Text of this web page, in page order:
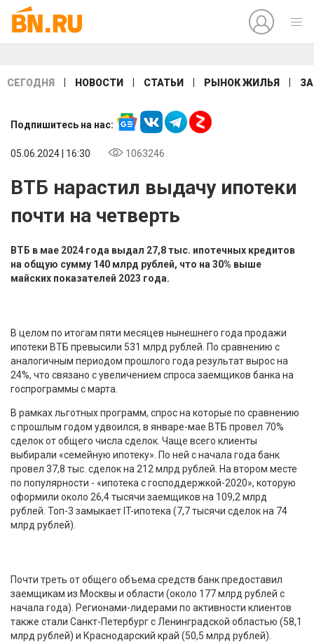
СЕГОДНЯ НОВОСТИ СТАТЬИ РЫНОК ЖИЛЬЯ
Подпишитесь на нас:
05.06.2024 | 16:30 1063246
ВТБ нарастил выдачу ипотеки
почти на четверть
ВТБ в мае 2024 года выдал 27,8 тыс. ипотечных кредитов
на общую сумму 140 млрд рублей, что на 30% выше
майских показателей 2023 года.
В целом по итогам пяти месяцев нынешнего года продажи
ипотеки ВТБ превысили 531 млрд рублей. По сравнению с
аналогичным периодом прошлого года результат вырос на
24%, что связано с увеличением спроса заемщиков банка на
госпрограммы с марта.
В рамках льготных программ, спрос на которые по сравнению
с прошлым годом удвоился, в январе-мае ВТБ провел 70%
сделок от общего числа сделок. Чаще всего клиенты
выбирали «семейную ипотеку». По ней с начала года банк
провел 37,8 тыс. сделок на 212 млрд рублей. На втором месте
по популярности - «ипотека с господдержкой-2020», которую
оформили около 26,4 тысячи заемщиков на 109,2 млрд
рублей. Топ-3 замыкает IT-ипотека (7,7 тысячи сделок на 74
млрд рублей).
Почти треть от общего объема средств банк предоставил
заемщикам из Москвы и области (около 177 млрд рублей с
начала года). Регионами-лидерами по активности клиентов
также стали Санкт-Петербург с Ленинградской областью (58,1
млрд рублей) и Краснодарский край (50,5 млрд рублей).